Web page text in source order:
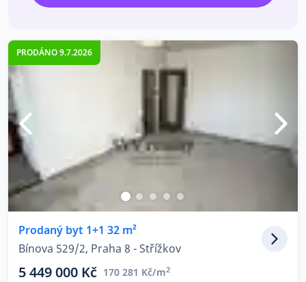
PRODÁNO 9.7.2026
Prodaný byt 1+1 32 m²
Bínova 529/2, Praha 8 - Střížkov
5 449 000 Kč 170 281 Kč/m2